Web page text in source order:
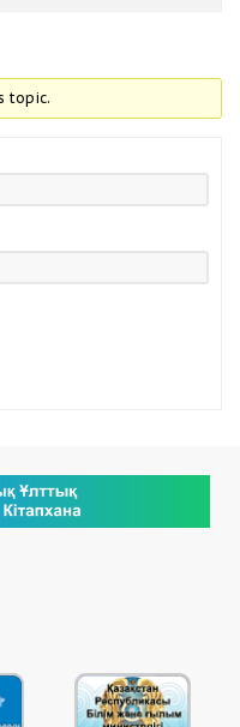
topic.